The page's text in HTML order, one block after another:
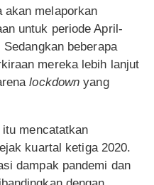
akan melaporkan
untuk periode April-
beberapa
mereka lebih lanjut
lockdownyang
mencatatkan
kuartal ketiga 2020.
dampak pandemi dan